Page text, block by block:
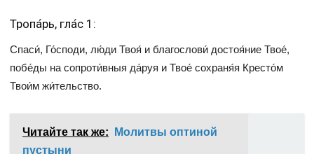
Тропа́рь, гла́с 1:
Спаси́, Го́споди, лю́ди Твоя́ и благослови́ достоя́ние Твое́,
побе́ды на сопроти́вныя да́руя и Твое́ сохраня́я Кресто́м
Твои́м жи́тельство.
Читайте так же:
Молитвы оптиной
пустыни